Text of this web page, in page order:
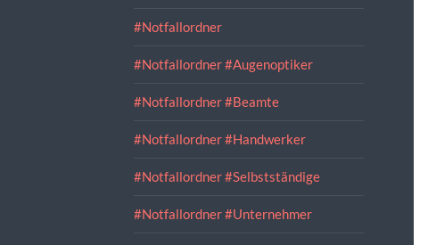
#Notfallordner
#Notfallordner #Augenoptiker
#Notfallordner #Beamte
#Notfallordner #Handwerker
#Notfallordner #Selbstständige
#Notfallordner #Unternehmer